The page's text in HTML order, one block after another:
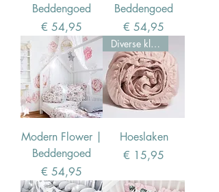
Beddengoed
Prijs
€ 54,95
Beddengoed
Prijs
€ 54,95
Modern Flower |
Beddengoed
Prijs
€ 54,95
Diverse kleuren
Hoeslaken
Prijs
€ 15,95